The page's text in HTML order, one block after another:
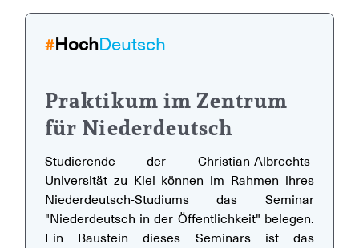
# HochDeutsch
Praktikum im Zentrum
für Niederdeutsch
Studierende der Christian-Albrechts-
Universität zu Kiel können im Rahmen ihres
Niederdeutsch-Studiums das Seminar
"Niederdeutsch in der Öffentlichkeit" belegen.
Ein Baustein dieses Seminars ist das